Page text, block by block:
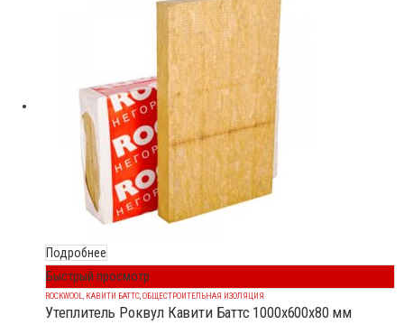
Подробнее
Быстрый просмотр
ROCKWOOL КАВИТИ БАТТС ОБЩЕСТРОИТЕЛЬНАЯ ИЗОЛЯЦИЯ
Утеплитель Роквул Кавити Баттс 1000x600x80 мм